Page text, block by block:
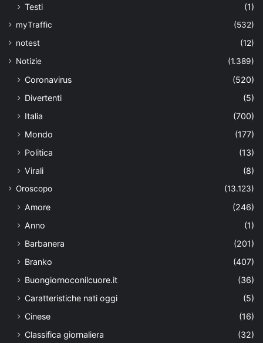
Testi
(1)
myTraffic
(532)
notest
(12)
Notizie
(1.389)
Coronavirus
(520)
Divertenti
(5)
Italia
(700)
Mondo
(177)
Politica
(13)
Virali
(8)
Oroscopo (13.123)
Amore
(246)
Anno
(1)
Barbanera
(201)
Branko
(407)
Buongiornoconilcuore.it
(36)
Caratteristiche nati oggi
(5)
Cinese
(16)
Classifica giornaliera
(32)